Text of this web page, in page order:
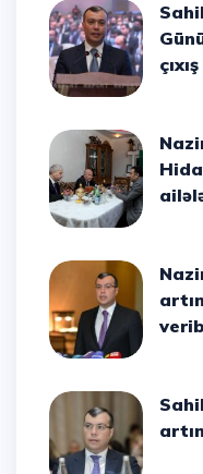
Sahil Babayev Sahibkarlar
Nazir Sahil Babayevin müavini
Nazir Sahil Babayev pensiya
verib
Sahil Babayev əməkhaqqı